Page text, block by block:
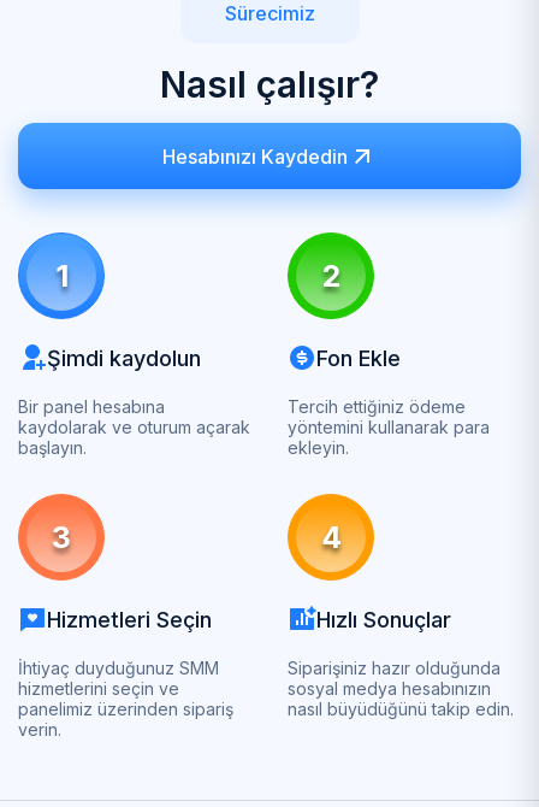
Sürecimiz
Nasıl çalışır?
Hesabınızı Kaydedin
1
Şimdi kaydolun
Bir panel hesabına
kaydolarak ve oturum açarak
başlayın.
2
Fon Ekle
Tercih ettiğiniz ödeme
yöntemini kullanarak para
ekleyin.
3
Hizmetleri Seçin
İhtiyaç duyduğunuz SMM
hizmetlerini seçin ve
panelimiz üzerinden sipariş
verin.
4
Hızlı Sonuçlar
Siparişiniz hazır olduğunda
sosyal medya hesabınızın
nasıl büyüdüğünü takip edin.